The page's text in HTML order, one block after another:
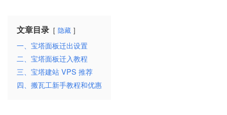
文章目录 隐藏
一、宝塔面板迁出设置
二、宝塔面板迁入教程
三、宝塔建站 VPS 推荐
四、搬瓦工新手教程和优惠